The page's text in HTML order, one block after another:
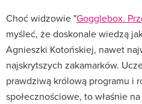
Choć widzowie "Gogglebox.
myśleć, że doskonale wiedzą
Agnieszki Kotońskiej, nawet
najskrytszych zakamarków.
prawdziwą królową programu i
społecznościowe, to właśnie